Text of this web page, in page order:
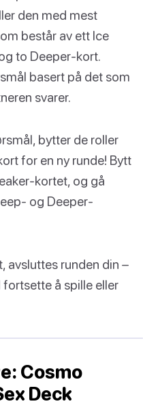
den med mest
består av ett Ice
to Deeper-kort.
basert på det som
svarer.
bytter de roller
for en ny runde! Bytt
kortet, og gå
og Deeper-
avsluttes runden din –
å spille eller
Cosmo
Deck